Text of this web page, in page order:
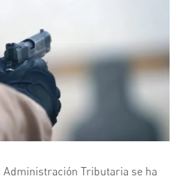
Administración Tributaria se ha